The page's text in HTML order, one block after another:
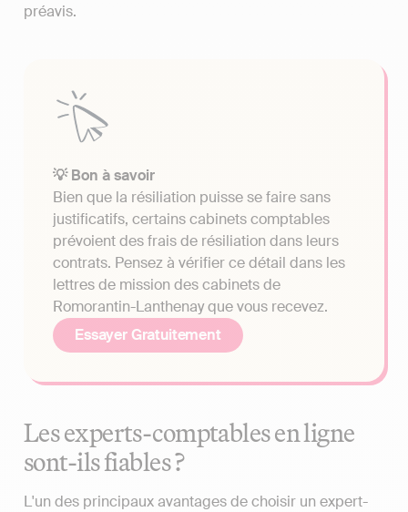
préavis.
💡 Bon à savoir
Bien que la résiliation puisse se faire sans
justificatifs, certains cabinets comptables
prévoient des frais de résiliation dans leurs
contrats. Pensez à vérifier ce détail dans les
lettres de mission des cabinets de
Romorantin-Lanthenay que vous recevez.
Essayer Gratuitement
Les experts-comptables en ligne
sont-ils fiables ?
L'un des principaux avantages de choisir un expert-